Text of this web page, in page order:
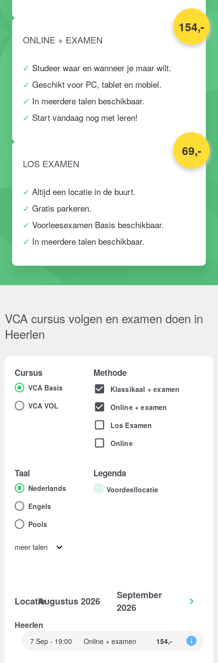
154,-
ONLINE + EXAMEN
Studeer waar en wanneer je maar wilt.
Geschikt voor PC, tablet en mobiel.
In meerdere talen beschikbaar.
Start vandaag nog met leren!
69,-
LOS EXAMEN
Altijd een locatie in de buurt.
Gratis parkeren.
Voorleesexamen Basis beschikbaar.
In meerdere talen beschikbaar.
VCA cursus volgen en examen doen in
Heerlen
Cursus
VCA Basis
VCA VOL
Methode
Klassikaal + examen
Online + examen
Los Examen
Online
Taal
Nederlands
Engels
Pools
meer talen
Legenda
Voordeellocatie
LocatieAugustus 2026
September
2026
Heerlen
7 Sep - 19:00 Online + examen 154,-